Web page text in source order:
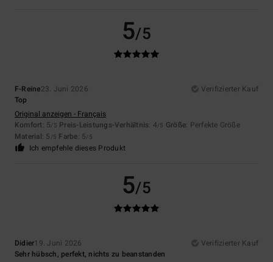
5/5
F-Reine23. Juni 2026
Verifizierter Kauf
Top
Original anzeigen - Français
Komfort: 5/5 Preis-Leistungs-Verhältnis: 4/5 Größe: Perfekte Größe
Material: 5 /5 Farbe: 5/5
Ich empfehle dieses Produkt
5/5
Didier19. Juni 2026
Verifizierter Kauf
Sehr hübsch, perfekt, nichts zu beanstanden